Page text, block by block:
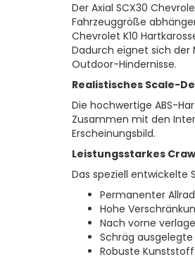
Der Axial SCX30
Fahrzeuggröße
Chevrolet K10
Dadurch eignet sich der
Outdoor-Hindernisse.
Realistisches Scale-
Die hochwertige ABS-
Zusammen mit den
Erscheinungsbild.
Leistungsstarkes
Das speziell entwickelte
Permanenter
Hohe
Nach vorne
Schräg
Robuste